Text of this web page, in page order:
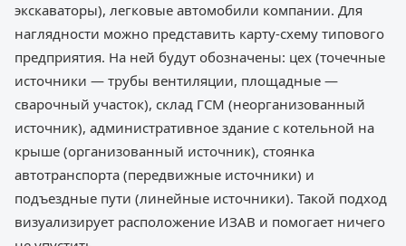
экскаваторы), легковые автомобили компании. Для
наглядности можно представить карту-схему типового
предприятия. На ней будут обозначены: цех (точечные
источники — трубы вентиляции, площадные —
сварочный участок), склад ГСМ (неорганизованный
источник), административное здание с котельной на
крыше (организованный источник), стоянка
автотранспорта (передвижные источники) и
подъездные пути (линейные источники). Такой подход
визуализирует расположение ИЗАВ и помогает ничего